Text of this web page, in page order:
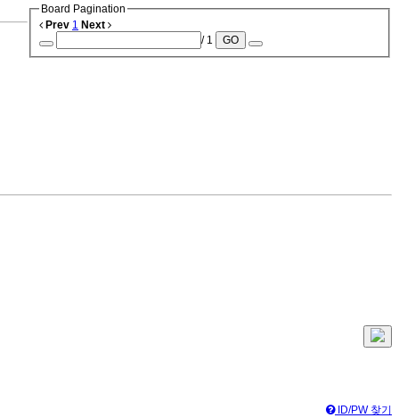
Board Pagination
Prev 1 Next
/ 1
GO
ID/PW 찾기